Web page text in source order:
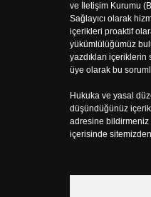
ve İletişim Kurumu
Sağlayıcı olarak
içerikleri proaktif
yükümlülüğümüz
yazdıkları
üye olarak bu
Hukuka ve yasal
düşündüğünüz
adresine
içerisinde sitemizden